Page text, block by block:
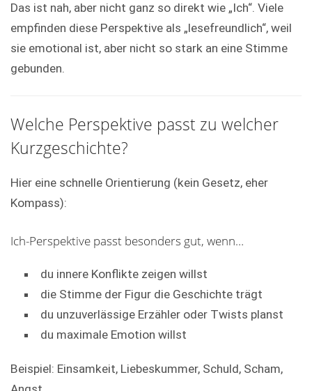
Das ist nah, aber nicht ganz so direkt wie „Ich“. Viele
empfinden diese Perspektive als „lesefreundlich“, weil
sie emotional ist, aber nicht so stark an eine Stimme
gebunden.
Welche Perspektive passt zu welcher
Kurzgeschichte?
Hier eine schnelle Orientierung (kein Gesetz, eher
Kompass):
Ich-Perspektive passt besonders gut, wenn…
du innere Konflikte zeigen willst
die Stimme der Figur die Geschichte trägt
du unzuverlässige Erzähler oder Twists planst
du maximale Emotion willst
Beispiel: Einsamkeit, Liebeskummer, Schuld, Scham,